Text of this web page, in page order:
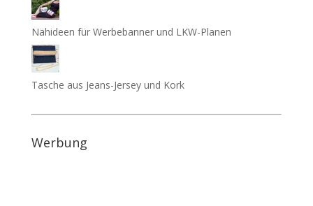
Nähideen für Werbebanner und LKW-Planen
Tasche aus Jeans-Jersey und Kork
Werbung